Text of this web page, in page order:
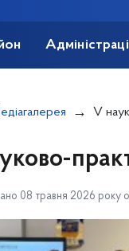
V
08 травня 2026 року